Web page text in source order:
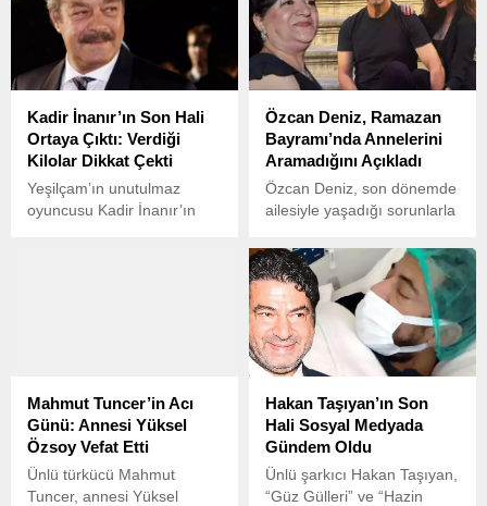
Kadir İnanır’ın Son Hali
Ortaya Çıktı: Verdiği
Kilolar Dikkat Çekti
Yeşilçam’ın unutulmaz
oyuncusu Kadir İnanır’ın
Özcan Deniz, Ramazan
Bayramı’nda Annelerini
Aramadığını Açıkladı
Özcan Deniz, son dönemde
ailesiyle yaşadığı sorunlarla
ağabeyi Ercan Deniz ile
olan gerginliği oldukça
dikkat çekmişti. Ailesiyle
arasında yaşadığı
problemler üzerine sıkça
açıklamalarda bulunan ünlü
haftalarda kalp spazmı
geçirerek hastaneye
kaldırılmıştı.
Mahmut Tuncer’in Acı
Günü: Annesi Yüksel
Özsoy Vefat Etti
Ünlü türkücü Mahmut
Tuncer, annesi Yüksel
Hakan Taşıyan’ın Son
Hali Sosyal Medyada
Gündem Oldu
Ünlü şarkıcı Hakan Taşıyan,
“Güz Gülleri” ve “Hazin